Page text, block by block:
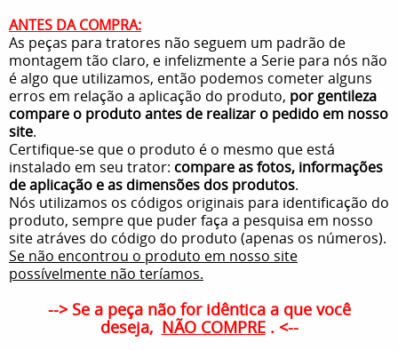
ANTES DA COMPRA:
As peças para tratores não seguem um padrão de
montagem tão claro, e infelizmente a Serie para nós não
é algo que utilizamos, então podemos cometer alguns
erros em relação a aplicação do produto, por gentileza
compare o produto antes de realizar o pedido em nosso
site.
Certifique-se que o produto é o mesmo que está
instalado em seu trator: compare as fotos, informações
de aplicação e as dimensões dos produtos.
Nós utilizamos os códigos originais para identificação do
produto, sempre que puder faça a pesquisa em nosso
site atráves do código do produto (apenas os números).
Se não encontrou o produto em nosso site
possívelmente não teríamos.
--> Se a peça não for idêntica a que você
deseja, NÃO COMPRE. <--